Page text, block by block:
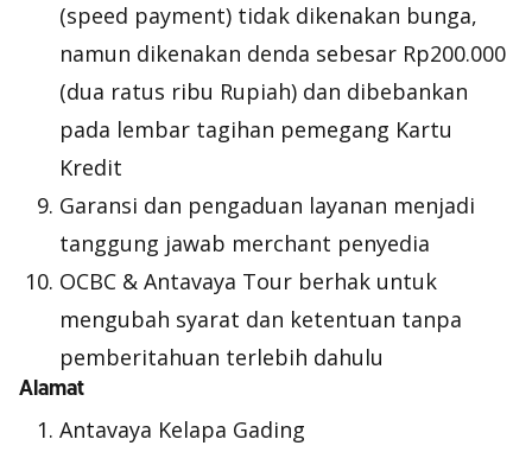
(speed payment) tidak dikenakan bunga,
namun dikenakan denda sebesar Rp200.000
(dua ratus ribu Rupiah) dan dibebankan
pada lembar tagihan pemegang Kartu
Kredit
Garansi dan pengaduan layanan menjadi
tanggung jawab merchant penyedia
OCBC & Antavaya Tour berhak untuk
mengubah syarat dan ketentuan tanpa
pemberitahuan terlebih dahulu
Alamat
Antavaya Kelapa Gading